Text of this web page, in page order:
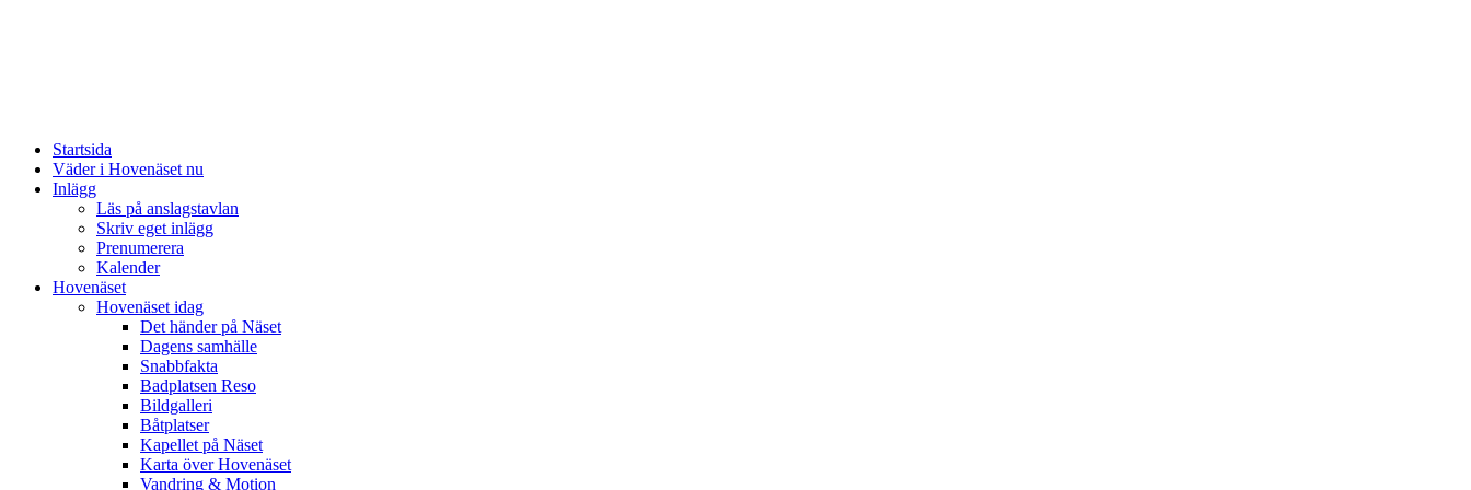
Startsida
Väder i Hovenäset nu
Inlägg
Läs på anslagstavlan
Skriv eget inlägg
Prenumerera
Kalender
Hovenäset
Hovenäset idag
Det händer på Näset
Dagens samhälle
Snabbfakta
Badplatsen Reso
Bildgalleri
Båtplatser
Kapellet på Näset
Karta över Hovenäset
Vandring & Motion